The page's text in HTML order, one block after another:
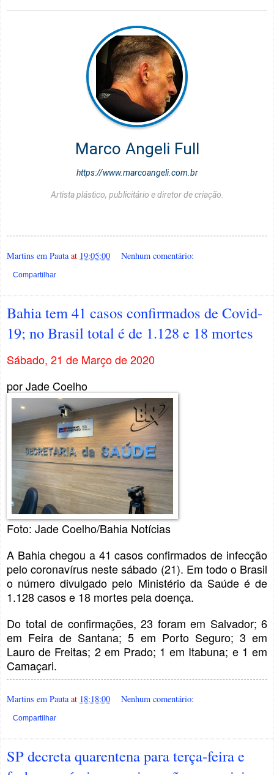
Marco Angeli Full
https://www.marcoangeli.com.br
Artista plástico, publicitário e diretor de criação.
Martins em Pauta at 19:05:00 Nenhum comentário:
Compartilhar
Bahia tem 41 casos confirmados de Covid-
19; no Brasil total é de 1.128 e 18 mortes
Sábado, 21 de Março de 2020
por Jade Coelho
Foto: Jade Coelho/Bahia Notícias
A Bahia chegou a 41 casos confirmados de infecção
pelo coronavírus neste sábado (21). Em todo o Brasil
o número divulgado pelo Ministério da Saúde é de
1.128 casos e 18 mortes pela doença.
Do total de confirmações, 23 foram em Salvador; 6
em Feira de Santana; 5 em Porto Seguro; 3 em
Lauro de Freitas; 2 em Prado; 1 em Itabuna; e 1 em
Camaçari.
Martins em Pauta at 18:18:00 Nenhum comentário:
Compartilhar
SP decreta quarentena para terça-feira e